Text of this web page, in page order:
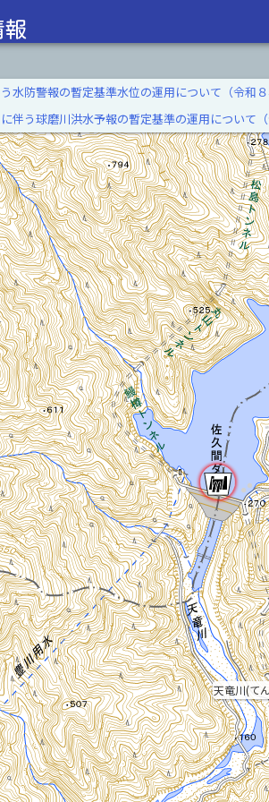
天竜川(て
水防警報の暫定基準水位の運用について（令和８
伴う球磨川洪水予報の暫定基準の運用について（